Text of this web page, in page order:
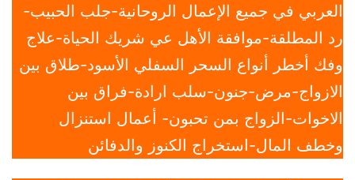
العربي في جميع الإعمال الروحانية-جلب الحبيب-
رد المطلقة-موافقة الأهل عي شريك الحياة-علاج
وفك أخطر أنواع السحر السفلي الأسود-طلاق بين
الازواج-مرض-جنون-سلب ارادة-فراق بين
الاخوات-الزواج بمن تحبون- أعمال استنزال
وخطف المال-استخراج الكنوز والدفائن